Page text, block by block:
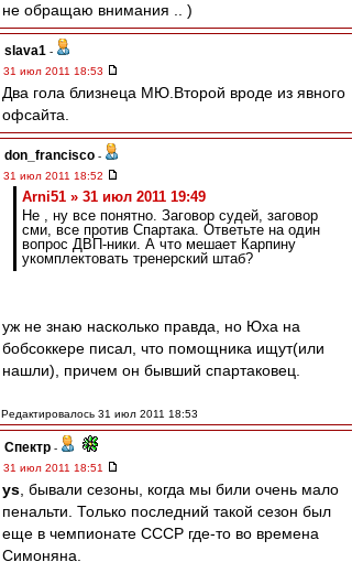
не обращаю внимания .. )
slava1 -
31 июл 2011 18:53
Два гола близнеца МЮ.Второй вроде из явного
офсайта.
don_francisco -
31 июл 2011 18:52
Arni51 » 31 июл 2011 19:49
Не , ну все понятно. Заговор судей, заговор
сми, все против Спартака. Ответьте на один
вопрос ДВП-ники. А что мешает Карпину
укомплектовать тренерский штаб?
уж не знаю насколько правда, но Юха на
бобсоккере писал, что помощника ищут(или
нашли), причем он бывший спартаковец.
Редактировалось 31 июл 2011 18:53
Спектр -
31 июл 2011 18:51
ys , бывали сезоны, когда мы били очень мало
пенальти. Только последний такой сезон был
еще в чемпионате СССР где-то во времена
Симоняна.